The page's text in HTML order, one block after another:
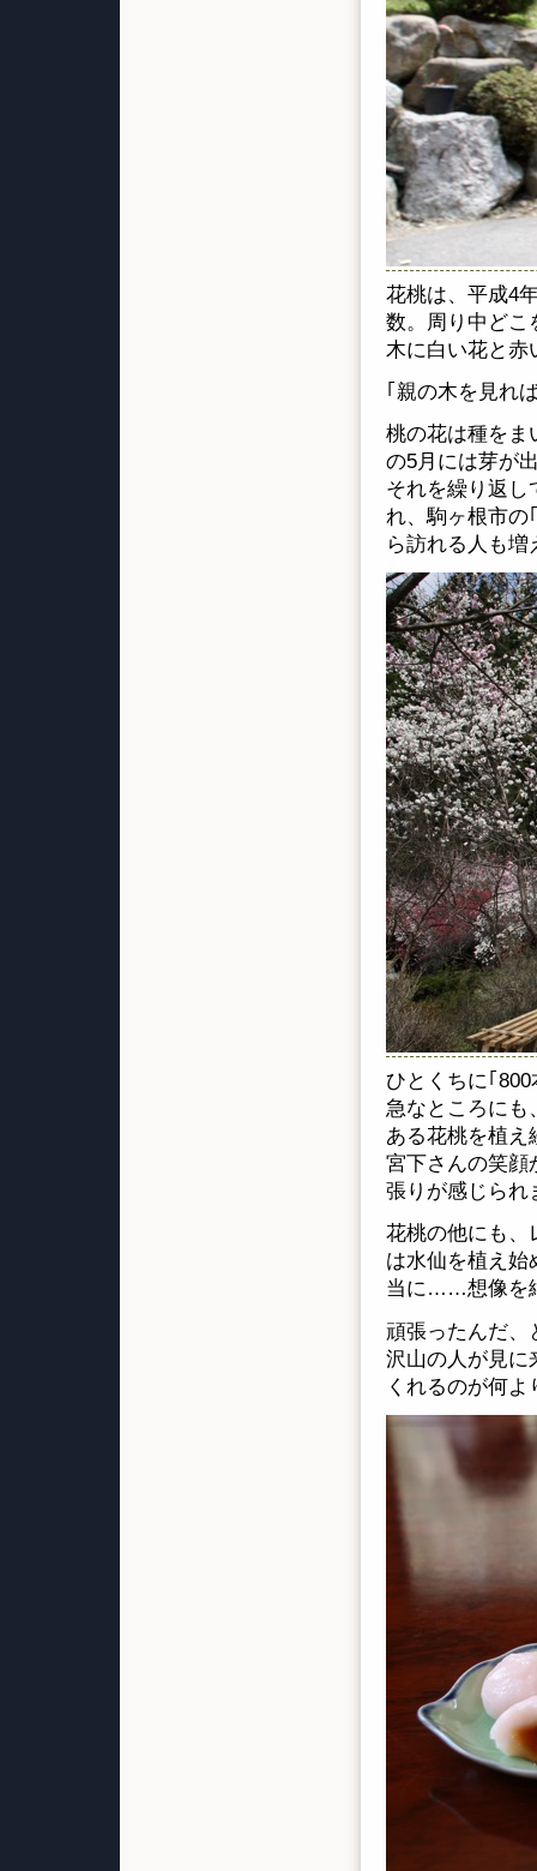
花桃は、平成4
数。周り中どこ
木に白い花と赤
｢親の木を見れ
桃の花は種をま
の5月には芽が
それを繰り返し
れ、駒ヶ根市の
ら訪れる人も
ひとくちに｢
急なところにも
ある花桃を植え
宮下さんの笑顔
張りが感じられ
花桃の他にも、
は水仙を植え
当に……想像を
頑張ったんだ、
沢山の人が見に
くれるのが何